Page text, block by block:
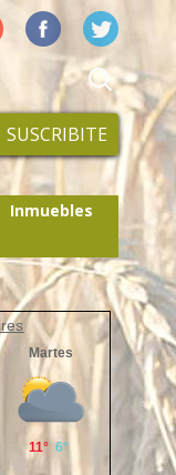
SUSCRIBITE
Inmuebles